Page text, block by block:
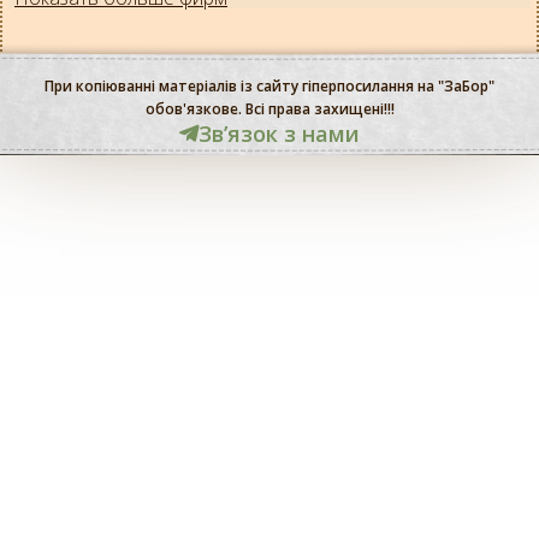
При копіюванні матеріалів із сайту гіперпосилання на "ЗаБор"
обов'язкове. Всі права захищені!!!
Звʼязок з нами